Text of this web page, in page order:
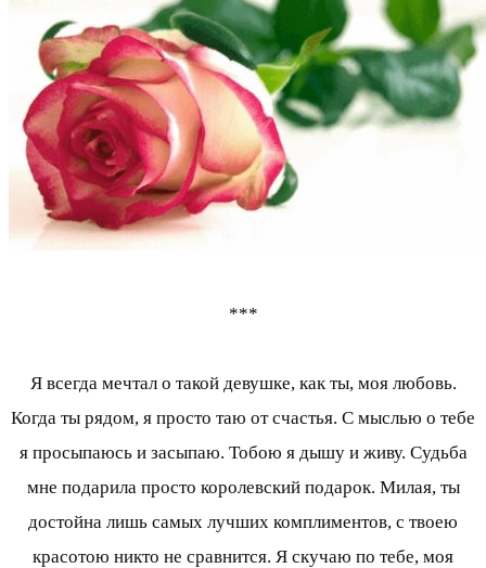
***
Я всегда мечтал о такой девушке, как ты, моя любовь.
Когда ты рядом, я просто таю от счастья. С мыслью о тебе
я просыпаюсь и засыпаю. Тобою я дышу и живу. Судьба
мне подарила просто королевский подарок. Милая, ты
достойна лишь самых лучших комплиментов, с твоею
красотою никто не сравнится. Я скучаю по тебе, моя